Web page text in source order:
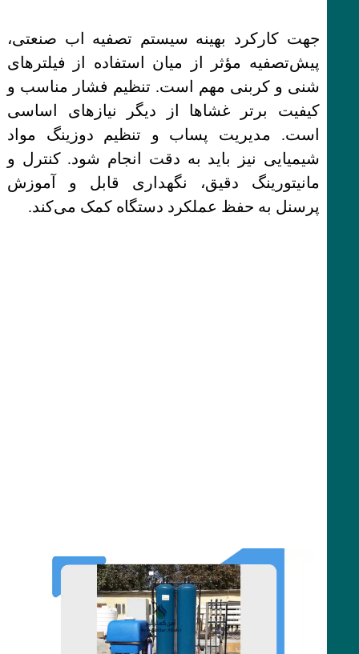
جهت کارکرد بهینه سیستم تصفیه اب صنعتی،
پیش‌تصفیه مؤثر از میان استفاده از فیلترهای
شنی و کربنی مهم است. تنظیم فشار مناسب و
کیفیت برتر غشاها از دیگر نیازهای اساسی
است. مدیریت پساب و تنظیم دوزینگ مواد
شیمیایی نیز باید به دقت انجام شود. کنترل و
مانیتورینگ دقیق، نگهداری قابل و آموزش
پرسنل به حفظ عملکرد دستگاه کمک می‌کند.